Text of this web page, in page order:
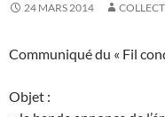
24 MARS 2014
Communiqué du « Fil
Objet :